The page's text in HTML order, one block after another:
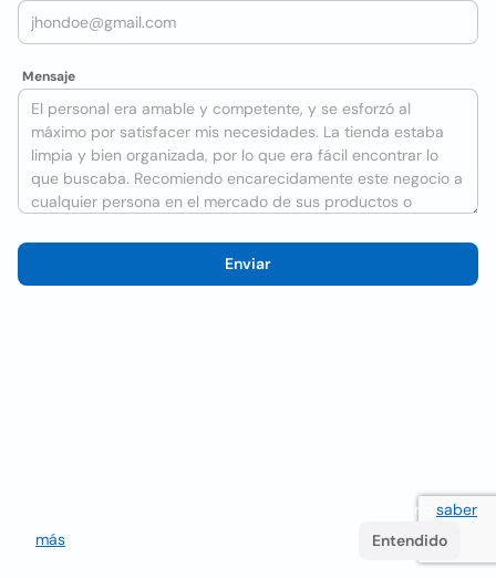
Mensaje
Enviar
Utilizamos cookies para mejorar la experiencia del usuario saber
más
Entendido